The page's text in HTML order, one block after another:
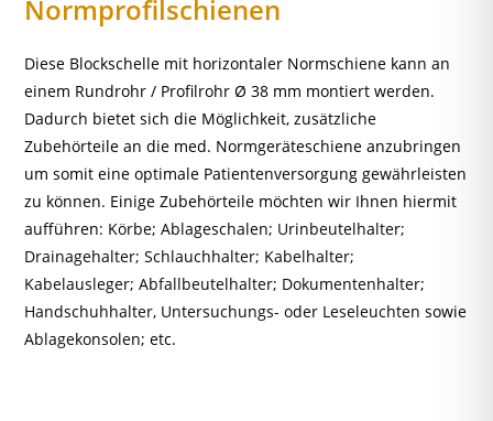
Normprofilschienen
Diese Blockschelle mit horizontaler Normschiene kann an
einem Rundrohr / Profilrohr Ø 38 mm montiert werden.
Dadurch bietet sich die Möglichkeit, zusätzliche
Zubehörteile an die med. Normgeräteschiene anzubringen
um somit eine optimale Patientenversorgung gewährleisten
zu können. Einige Zubehörteile möchten wir Ihnen hiermit
aufführen: Körbe;Ablageschalen; Urinbeutelhalter;
Drainagehalter; Schlauchhalter; Kabelhalter;
Kabelausleger; Abfallbeutelhalter; Dokumentenhalter;
Handschuhhalter, Untersuchungs- oder Leseleuchten sowie
Ablagekonsolen; etc.